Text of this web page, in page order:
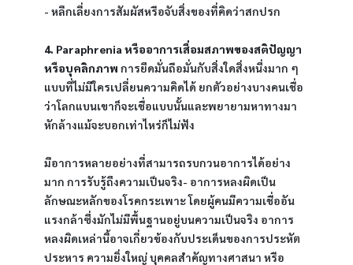
- หลีกเลี่ยงการสัมผัสหรือจับสิ่งของที่คิดว่าสกปรก
4. Paraphrenia หรืออาการเสื่อมสภาพของสติปัญญา
หรือบุคลิกภาพ การยึดมั่นถือมั่นกับสิ่งใดสิ่งหนึ่งมาก ๆ
แบบที่ไม่มีใครเปลี่ยนความคิดได้ ยกตัวอย่างบางคนเชื่อ
ว่าโลกแบนเขาก็จะเชื่อแบบนั้นและพยายามหาทางมา
หักล้างแม้จะบอกเท่าไหร่ก็ไม่ฟัง
มีอาการหลายอย่างที่สามารถรบกวนอาการได้อย่าง
มาก การรับรู้ถึงความเป็นจริง- อาการหลงผิดเป็น
ลักษณะหลักของโรคกระเพาะ โดยผู้คนมีความเชื่ออัน
แรงกล้าซึ่งมักไม่มีพื้นฐานอยู่บนความเป็นจริง อาการ
หลงผิดเหล่านี้อาจเกี่ยวข้องกับประเด็นของการประหัต
ประหาร ความยิ่งใหญ่ บุคคลสำคัญทางศาสนา หรือ